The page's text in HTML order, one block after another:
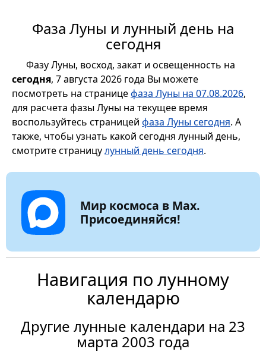
Фаза Луны и лунный день на
сегодня
Фазу Луны, восход, закат и освещенность на
сегодня, 7 августа 2026 года Вы можете
посмотреть на страницефаза Луны на 07.08.2026,
для расчета фазы Луны на текущее время
воспользуйтесь страницей фаза Луны сегодня. А
также, чтобы узнать какой сегодня лунный день,
смотрите страницулунный день сегодня.
Мир космоса в Max.
Присоединяйся!
Навигация по лунному
календарю
Другие лунные календари на 23
марта 2003 года